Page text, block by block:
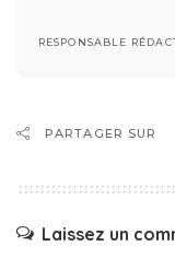
RESPONSABLE
PARTAGER SUR
Laissez un